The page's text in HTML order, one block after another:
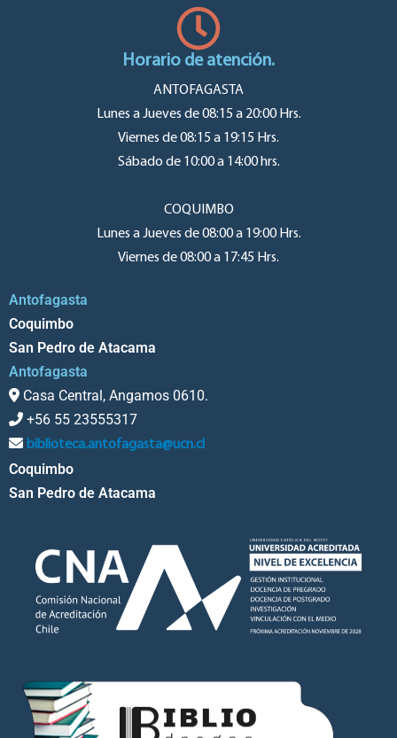
Horario de atención.
ANTOFAGASTA
Lunes a Jueves de 08:15 a 20:00 Hrs.
Viernes de 08:15 a 19:15 Hrs.
Sábado de 10:00 a 14:00 hrs.
COQUIMBO
Lunes a Jueves de 08:00 a 19:00 Hrs.
Viernes de 08:00 a 17:45 Hrs.
Antofagasta
Coquimbo
San Pedro de Atacama
Antofagasta
Casa Central, Angamos 0610.
+56 55 23555317
biblioteca.antofagasta@ucn.cl
Coquimbo
San Pedro de Atacama